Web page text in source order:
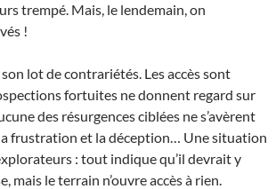
trempé. Mais, le lendemain, on
!
lot de contrariétés. Les accès sont
fortuites ne donnent regard sur
des résurgences ciblées ne s’avèrent
la frustration et la déception… Une situation
: tout indique qu’il devrait y
mais le terrain n’ouvre accès à rien.